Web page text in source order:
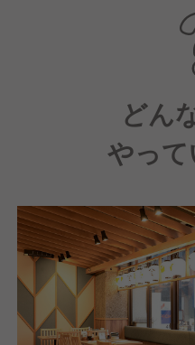
どん
やっ